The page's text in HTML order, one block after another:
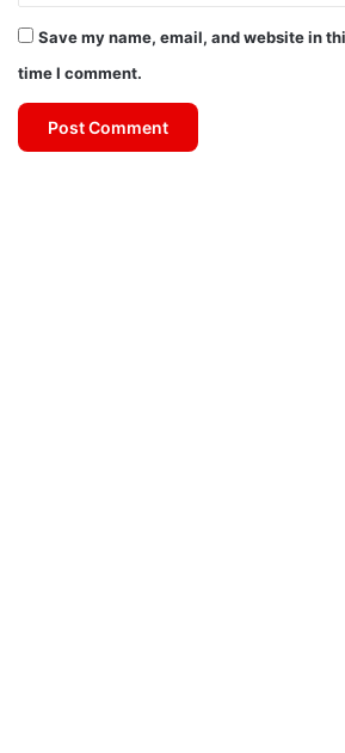
Save my name, email, and website in
time I comment.